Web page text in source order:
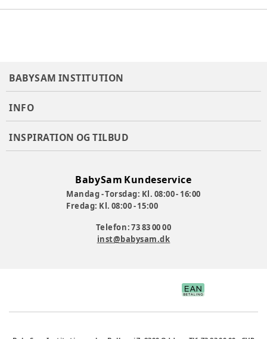
BABYSAM INSTITUTION
INFO
INSPIRATION OG TILBUD
BabySam Kundeservice
Mandag - Torsdag: Kl. 08:00 - 16:00
Fredag: Kl. 08:00 - 15:00
Telefon: 73 83 00 00
inst@babysam.dk